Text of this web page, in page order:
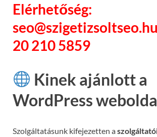
Elérhetőség:
20 210 5859
Kinek ajánlott a
WordPress
Szolgáltatásunk kifejezetten a